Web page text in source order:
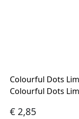
Colourful Dots
Colourful Dots
€ 2,85